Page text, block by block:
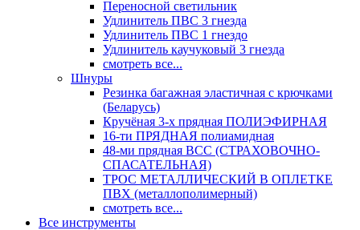
Переносной светильник
Удлинитель ПВС 3 гнезда
Удлинитель ПВС 1 гнездо
Удлинитель каучуковый 3 гнезда
смотреть все...
Шнуры
Резинка багажная эластичная с крючками
(Беларусь)
Кручёная 3-х прядная ПОЛИЭФИРНАЯ
16-ти ПРЯДНАЯ полиамидная
48-ми прядная ВСС (СТРАХОВОЧНО-
СПАСАТЕЛЬНАЯ)
ТРОС МЕТАЛЛИЧЕСКИЙ В ОПЛЕТКЕ
ПВХ (металлополимерный)
смотреть все...
Все инструменты